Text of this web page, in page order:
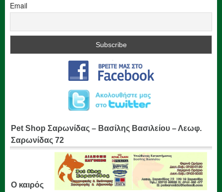
Email
Pet Shop Σαρωνίδας – Βασίλης Βασιλείου – Λεωφ.
Σαρωνίδας 72
Ο καιρός